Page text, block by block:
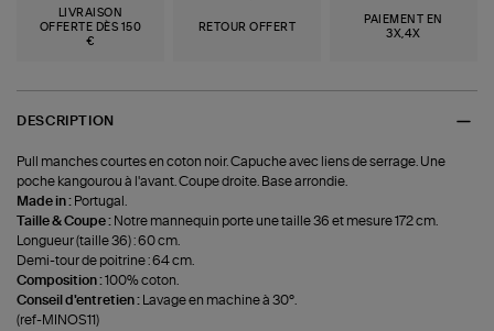
LIVRAISON
OFFERTE DÈS 150
€
RETOUR OFFERT
PAIEMENT EN
3X,4X
DESCRIPTION
Pull manches courtes en coton noir. Capuche avec liens de serrage. Une
poche kangourou à l'avant. Coupe droite. Base arrondie.
Made in : Portugal.
Taille & Coupe : Notre mannequin porte une taille 36 et mesure 172 cm.
Longueur (taille 36) : 60 cm.
Demi-tour de poitrine : 64 cm.
Composition :100% coton.
Conseil d'entretien :
Lavage en machine à 30°.
(ref-MINOS11)